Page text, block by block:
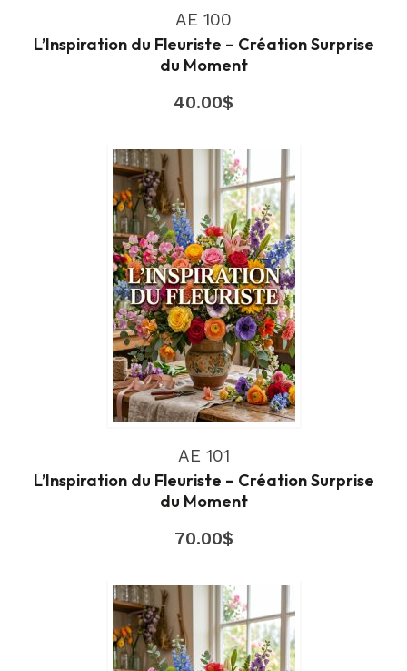
AE 100
L’Inspiration du Fleuriste – Création Surprise
du Moment
40.00$
AE 101
L’Inspiration du Fleuriste – Création Surprise
du Moment
70.00$